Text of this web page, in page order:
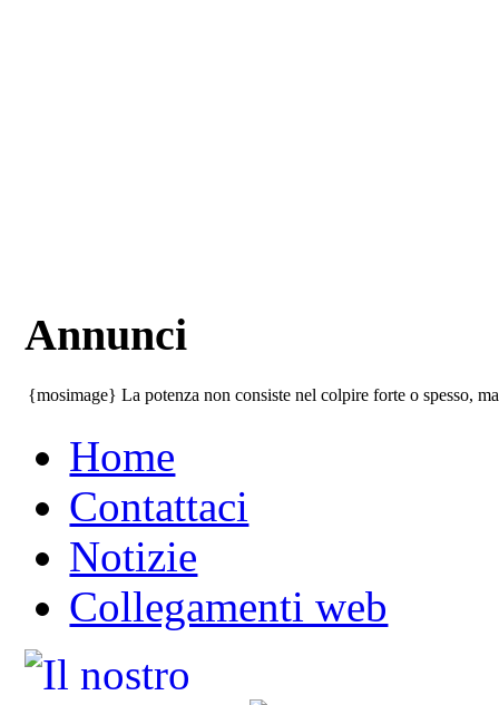
Annunci
{mosimage} La potenza non consiste nel colpire forte o spesso,
Home
Contattaci
Notizie
Collegamenti web